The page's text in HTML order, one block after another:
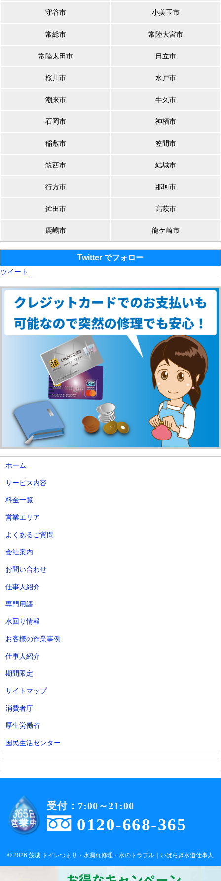
守谷市 小美玉市
常総市 常陸大宮市
常陸太田市 日立市
桜川市 水戸市
潮来市 牛久市
石岡市 神栖市
稲敷市 笠間市
筑西市 結城市
行方市 那珂市
鉾田市 高萩市
鹿嶋市 龍ケ崎市
Twitter でフォロー
ツイート
ホーム
サービス内容
料金一覧
営業エリア
よくあるご質問
会社案内
お問い合わせ
仕事人紹介
専門用語
水回り情報
お客様の作業事例
仕事人紹介
期間限定
サイトマップ
消費者庁
厚生労働省
国民生活センター
0120-668-365
受付：7:00～21:00
© 2026 茨城 トイレつまり・水漏れ修理・水のトラブル｜いばらぎ水道仕事人